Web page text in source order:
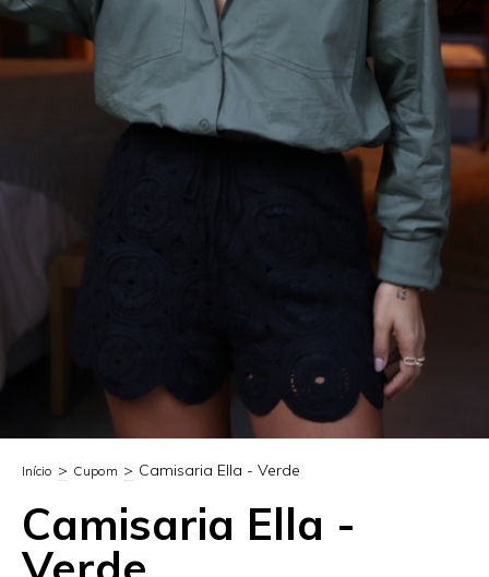
Início > Cupom > Camisaria Ella - Verde
Camisaria Ella -